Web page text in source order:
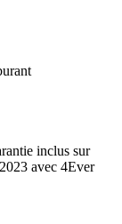
inclus sur
avec 4Ever